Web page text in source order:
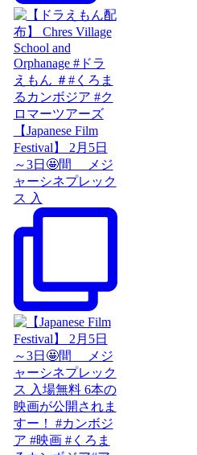
【Japanese Film
Festival】 2月5日
～3日🤩間 メジ
ャーシネプレック
ス 入